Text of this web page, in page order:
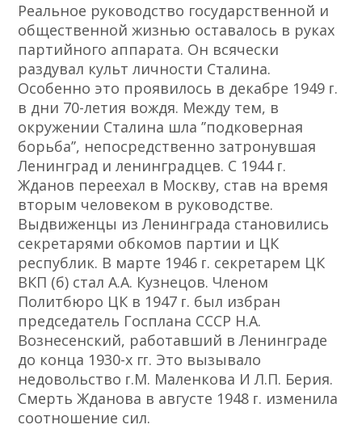
Реальное руководство государственной и
общественной жизнью оставалось в руках
партийного аппарата. Он всячески
раздувал культ личности Сталина.
Особенно это проявилось в декабре 1949 ᴦ.
в дни 70-летия вождя. Между тем, в
окружении Сталина шла ʼʼподковерная
борьбаʼʼ, непосредственно затронувшая
Ленинград и ленинградцев. С 1944 ᴦ.
Жданов переехал в Москву, став на время
вторым человеком в руководстве.
Выдвиженцы из Ленинграда становились
секретарями обкомов партии и ЦК
республик. В марте 1946 ᴦ. секретарем ЦК
ВКП (б) стал А.А. Кузнецов. Членом
Политбюро ЦК в 1947 ᴦ. был избран
председатель Госплана СССР Н.А.
Вознесенский, работавший в Ленинграде
до конца 1930-х гᴦ. Это вызывало
недовольство ᴦ.М. Маленкова И Л.П. Берия.
Смерть Жданова в августе 1948 ᴦ. изменила
соотношение сил.